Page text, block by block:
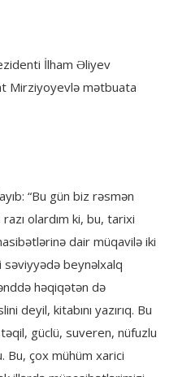
İlham Əliyev
Mirziyoyevlə mətbuata
“Bu gün biz rəsmən
olardım ki, bu, tarixi
dair müqavilə iki
səviyyədə beynəlxalq
həqiqətən də
deyil, kitabını yazırıq. Bu
güclü, suveren, nüfuzlu
çox mühüm xarici